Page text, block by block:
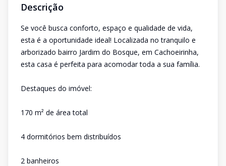
Descrição
Se você busca conforto, espaço e qualidade de vida,
esta é a oportunidade ideal! Localizada no tranquilo e
arborizado bairro Jardim do Bosque, em Cachoeirinha,
esta casa é perfeita para acomodar toda a sua família.
Destaques do imóvel:
170 m² de área total
4 dormitórios bem distribuídos
2 banheiros